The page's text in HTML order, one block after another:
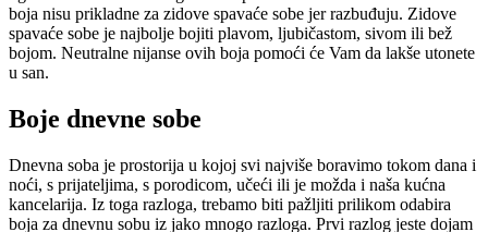
boja nisu prikladne za zidove spavaće sobe jer razbuđuju. Zidove
spavaće sobe je najbolje bojiti plavom, ljubičastom, sivom ili bež
bojom. Neutralne nijanse ovih boja pomoći će Vam da lakše utonete
u san.
Boje dnevne sobe
Dnevna soba je prostorija u kojoj svi najviše boravimo tokom dana i
noći, s prijateljima, s porodicom, učeći ili je možda i naša kućna
kancelarija. Iz toga razloga, trebamo biti pažljiti prilikom odabira
boja za dnevnu sobu iz jako mnogo razloga. Prvi razlog jeste dojam